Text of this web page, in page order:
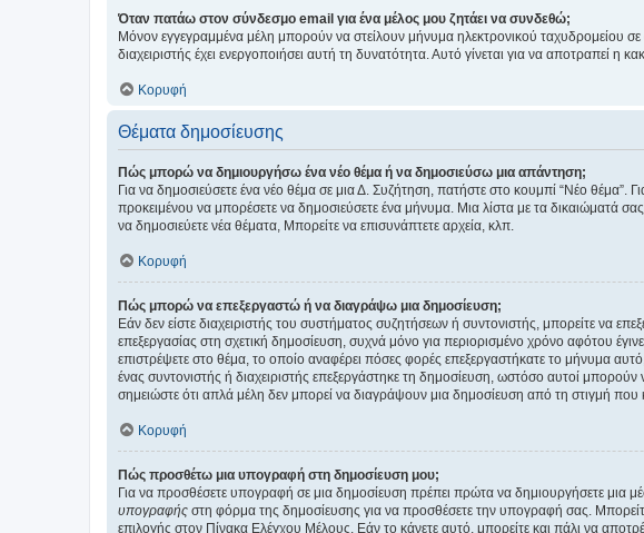
Όταν πατάω στον σύνδεσμο email για ένα μέλος μου ζητάει να συνδεθώ;
Μόνον εγγεγραμμένα μέλη μπορούν να στείλουν μήνυμα ηλεκτρονικού ταχυδρομείου
διαχειριστής έχει ενεργοποιήσει αυτή τη δυνατότητα. Αυτό γίνεται για να
Κορυφή
Θέματα δημοσίευσης
Πώς μπορώ να δημιουργήσω ένα νέο θέμα ή να δημοσιεύσω μια απάντηση;
Για να δημοσιεύσετε ένα νέο θέμα σε μια Δ. Συζήτηση, πατήστε στο κουμπί “Νέο θέμα”.
προκειμένου να μπορέσετε να δημοσιεύσετε ένα μήνυμα. Μια λίστα με τα δικαιώματά
να δημοσιεύετε νέα θέματα, Μπορείτε να επισυνάπτετε αρχεία, κλπ.
Κορυφή
Πώς μπορώ να επεξεργαστώ ή να διαγράψω μια δημοσίευση;
Εάν δεν είστε διαχειριστής του συστήματος συζητήσεων ή συντονιστής, μπορείτε να
επεξεργασίας στη σχετική δημοσίευση, συχνά μόνο για περιορισμένο χρόνο αφότου
επιστρέψετε στο θέμα, το οποίο αναφέρει πόσες φορές επεξεργαστήκατε το μήνυμα
ένας συντονιστής ή διαχειριστής επεξεργάστηκε τη δημοσίευση, ωστόσο αυτοί
σημειώστε ότι απλά μέλη δεν μπορεί να διαγράψουν μια δημοσίευση από τη στιγμή που
Κορυφή
Πώς προσθέτω μια υπογραφή στη δημοσίευση μου;
Για να προσθέσετε υπογραφή σε μια δημοσίευση πρέπει πρώτα να δημιουργήσετε μια
υπογραφής στη φόρμα της δημοσίευσης για να προσθέσετε την υπογραφή σας.
επιλογής στον Πίνακα Ελέγχου Μέλους. Εάν το κάνετε αυτό, μπορείτε και πάλι να